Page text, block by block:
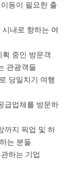
동이 필요한 출
내로 향하는 여
중인 방문객
관광객들
당일치기 여행
급업체를 방문하
까지 픽업 및 하
는 분들
하는 기업